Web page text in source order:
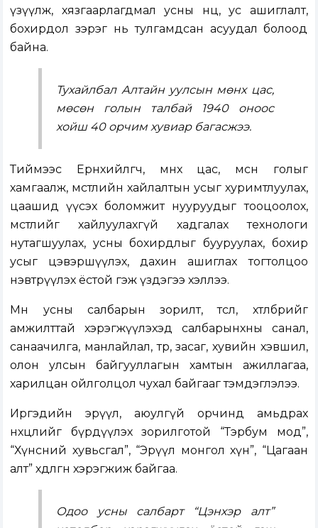
үзүүлж, хязгаарлагдмал усны нөөц, ус ашиглалт,
бохирдол зэрэг нь тулгамдсан асуудал болоод
байна.
Тухайлбал Алтайн уулсын мөнх цас,
мөсөн голын талбай 1940 оноос
хойш 40 орчим хувиар багасжээ.
Тиймээс Ерөнхийлөгч, мөнх цас, мөсөн голыг
хамгаалж, мөстлийн хайлалтын усыг хуримтлуулах,
цаашид үүсэх боломжит нууруудыг тооцоолох,
мөстлийг хайлуулахгүй хадгалах технологи
нутагшуулах, усны бохирдлыг бууруулах, бохир
усыг цэвэршүүлэх, дахин ашиглах тогтолцоо
нэвтрүүлэх ёстой гэж үздэгээ хэллээ.
Мөн усны салбарын зорилт, төсөл, хөтөлбөрийг
амжилттай хэрэгжүүлэхэд салбарынхны санал,
санаачилга, манлайлал, төр, засаг, хувийн хэвшил,
олон улсын байгууллагын хамтын ажиллагаа,
харилцан ойлголцол чухал байгааг тэмдэглэлээ.
Иргэдийн эрүүл, аюулгүй орчинд амьдрах
нөхцлийг бүрдүүлэх зорилготой “Тэрбум мод”,
“Хүнсний хувьсгал”, “Эрүүл монгол хүн”, “Цагаан
алт” хөдөлгөөн хэрэгжиж байгаа.
Одоо усны салбарт “Цэнхэр алт”